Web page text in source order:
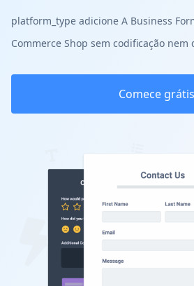
platform_type adicione A Business
Commerce Shop sem codificação nem
Comece grátis